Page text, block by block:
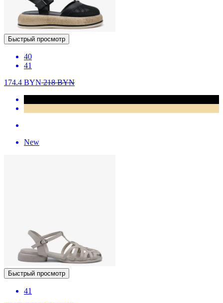
Быстрый просмотр
40
41
174.4 BYN218BYN
New
Быстрый просмотр
41